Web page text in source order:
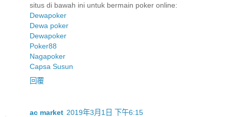
situs di bawah ini untuk bermain poker online:
Dewapoker
Dewa poker
Dewapoker
Poker88
Nagapoker
Capsa Susun
回覆
ac market 2019年3月1日 下午6:15